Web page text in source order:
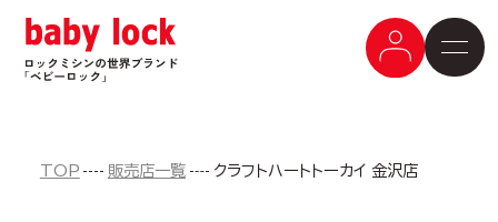
TOP 販売店一覧 クラフトハートトーカイ 金沢店